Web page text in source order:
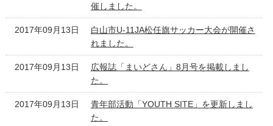
催しました。
2017年09月13日
白山市U-11JA松任旗サッカー大会が開催さ
れました。
2017年09月13日
広報誌「まいどさん」8月号を掲載しまし
た。
2017年09月13日
青年部活動「YOUTH SITE」を更新しまし
た。